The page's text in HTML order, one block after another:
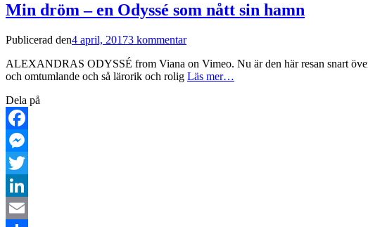
Min dröm – en Odyssé som nått sin hamn
Publicerad den4 april, 20173 kommentar
ALEXANDRAS ODYSSÉ from Viana on Vimeo. Nu är den här resan snart
och omtumlande och så lärorik och rolig Läs mer…
Dela på
Facebook
Messenger
Twitter
LinkedIn